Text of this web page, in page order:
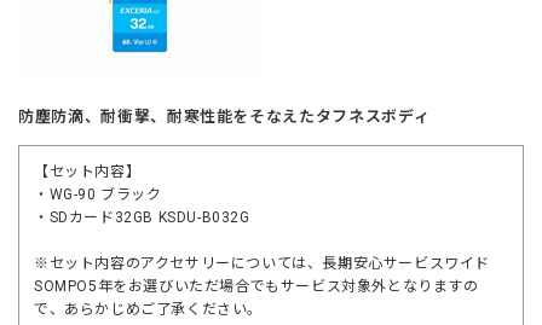
防塵防滴、耐衝撃、耐寒性能をそなえたタフネスボディ
【セット内容】
・WG-90 ブラック
・SDカード32GB KSDU-B032G
※セット内容のアクセサリーについては、長期安心サービスワイド
SOMPO5年をお選びいただ場合でもサービス対象外となりますの
で、あらかじめご了承ください。